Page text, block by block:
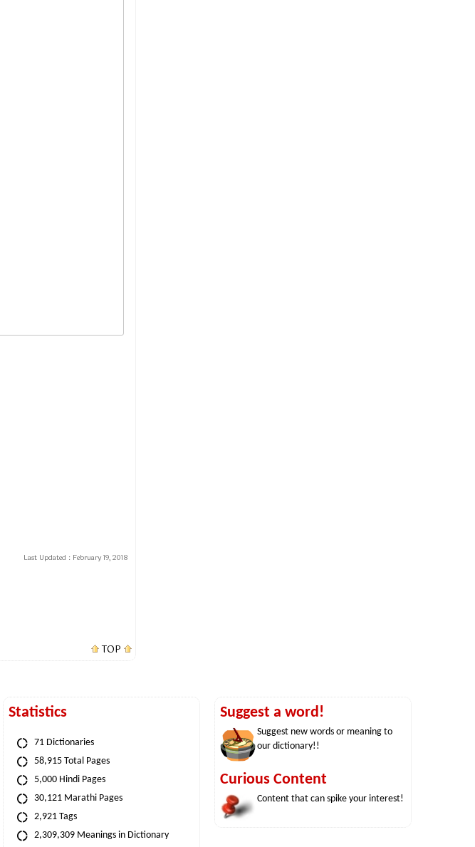
Last Updated : February 19, 2018
TOP
Statistics
71 Dictionaries
58,915 Total Pages
5,000 Hindi Pages
30,121 Marathi Pages
2,921 Tags
2,309,309 Meanings in Dictionary
Suggest a word!
Suggest new words or meaning to
our dictionary!!
Curious Content
Content that can spike your interest!